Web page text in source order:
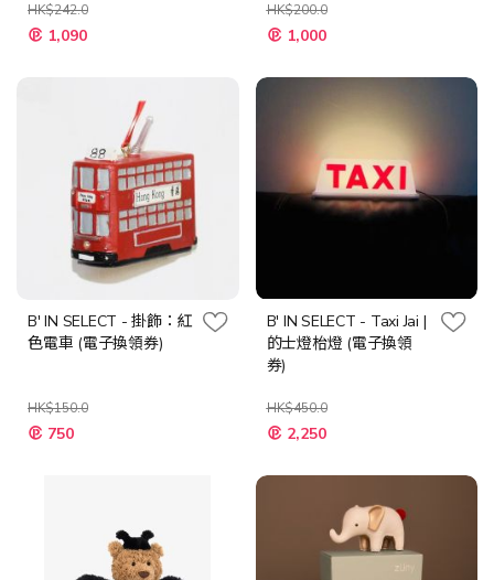
HK$242.0
特
殊 1,090
HK$200.0
特
殊
格
1,000
B' IN SELECT - 掛飾：紅
色電車 (電子換領券)
HK$150.0
特
殊 750
B' IN SELECT - Taxi Jai |
的士燈枱燈 (電子換領
券)
HK$450.0
特
殊
格
2,250